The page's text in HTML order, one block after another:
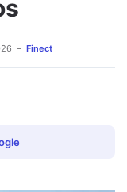
Finect